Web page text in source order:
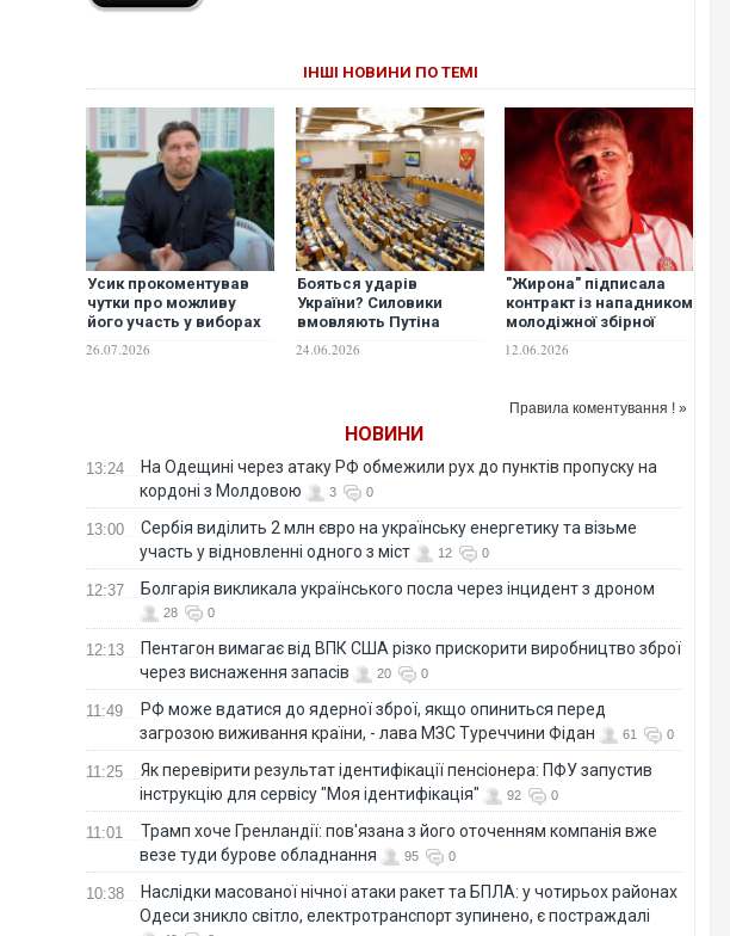
ІНШІ НОВИНИ ПО ТЕМІ
Усик прокоментував
чутки про можливу
його участь у виборах
26.07.2026
Бояться ударів
України? Силовики
вмовляють Путіна
Держдуму
24.06.2026
"Жирона" підписала
контракт із нападником
молодіжної збірної
12.06.2026
Правила коментування ! »
НОВИНИ
13:24
На Одещині через атаку РФ обмежили рух до пунктів пропуску на
кордоні з Молдовою
3 0
13:00
Сербія виділить 2 млн євро на українську енергетику та візьме
участь у відновленні одного з міст
12 0
12:37 Болгарія викликала українського посла через інцидент з дроном
28 0
12:13
Пентагон вимагає від ВПК США різко прискорити виробництво зброї
через виснаження запасів
20 0
11:49
РФ може вдатися до ядерної зброї, якщо опиниться перед
загрозою виживання країни, - лава МЗС Туреччини Фідан
61 0
11:25
Як перевірити результат ідентифікації пенсіонера: ПФУ запустив
інструкцію для сервісу "Моя ідентифікація"
92 0
11:01
Трамп хоче Гренландії: пов'язана з його оточенням компанія вже
везе туди бурове обладнання
95 0
10:38
Наслідки масованої нічної атаки ракет та БПЛА: у чотирьох районах
Одеси зникло світло, електротранспорт зупинено, є постраждалі